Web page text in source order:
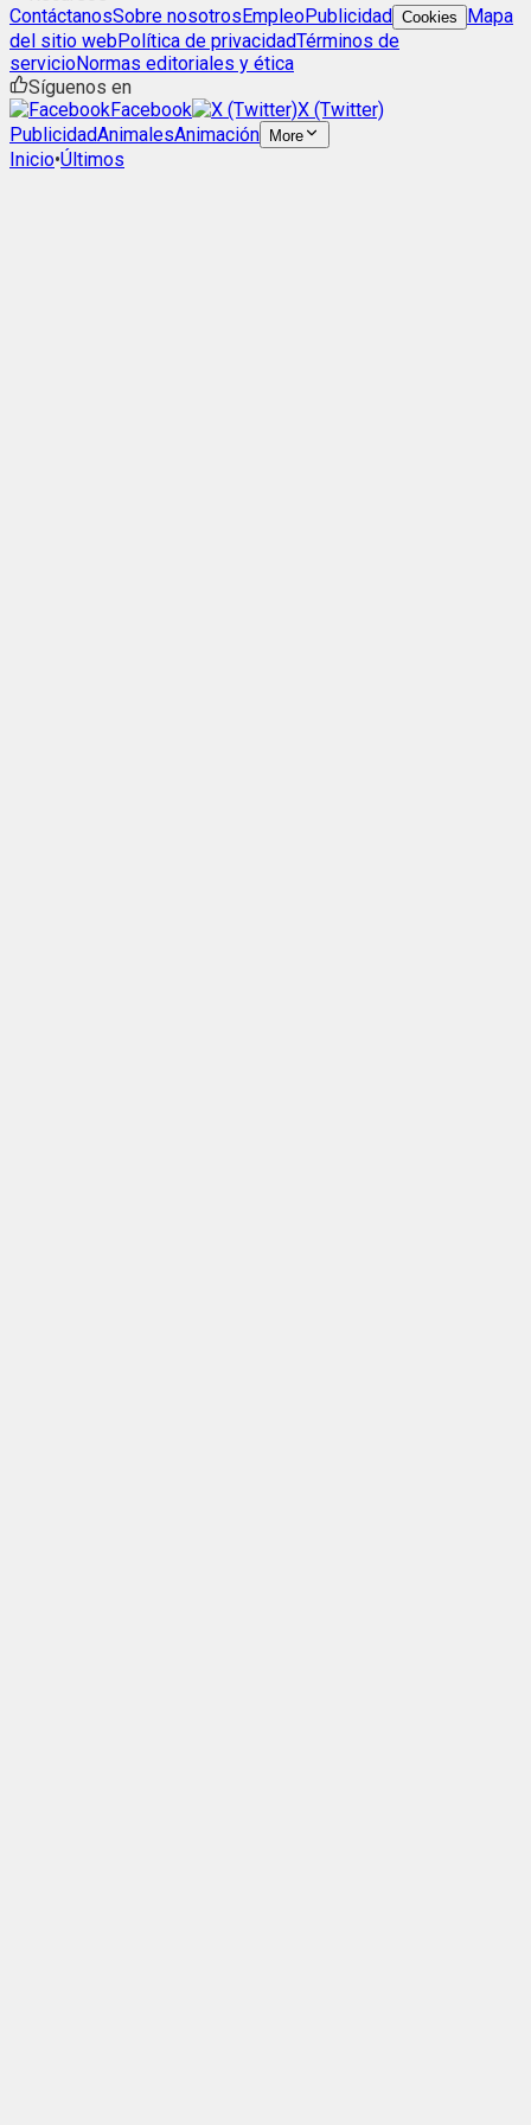
ContáctanosSobre nosotrosEmpleoPublicidad Cookies
Mapa
del sitio webPolítica de privacidadTérminos de
servicioNormas editoriales y ética
Síguenos en
Facebook
X (Twitter)
PublicidadAnimalesAnimación More
Inicio•Últimos